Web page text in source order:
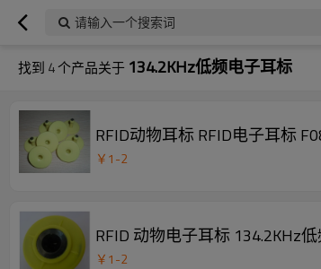
请输入一个搜索词
找到 4个产品关于 134.2KHz低频电子耳标
RFID
￥1-2
RFID 动物电子耳标 134.2KHz
￥1-2